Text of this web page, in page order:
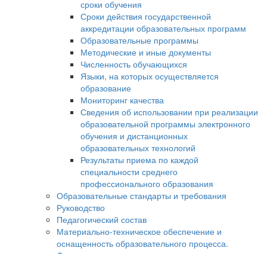
сроки обучения
Сроки действия государственной
аккредитации образовательных программ
Образовательные программы
Методические и иные документы
Численность обучающихся
Языки, на которых осуществляется
образование
Мониторинг качества
Сведения об использовании при реализации
образовательной программы электронного
обучения и дистанционных
образовательных технологий
Результаты приема по каждой
специальности среднего
профессионального образования
Образовательные стандарты и требования
Руководство
Педагогический состав
Материально-техническое обеспечение и
оснащенность образовательного процесса.